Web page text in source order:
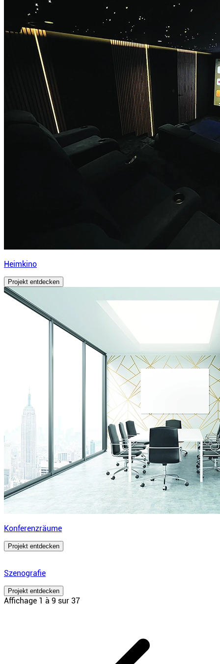
Heimkino
Projekt entdecken
Konferenzräume
Projekt entdecken
Szenografie
Projekt entdecken
Affichage 1 à 9 sur 37